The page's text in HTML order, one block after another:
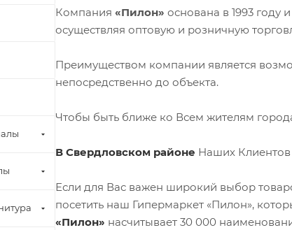
Компания «Пилон» основана в 1993 году
осуществляя оптовую и розничную
Преимуществом компании является
непосредственно до объекта.
Чтобы быть ближе ко Всем жителям
В Свердловском районе Наших Клиентов
Если для Вас важен широкий выбор
посетить наш Гипермаркет «Пилон»,
«Пилон» насчитывает 30 000